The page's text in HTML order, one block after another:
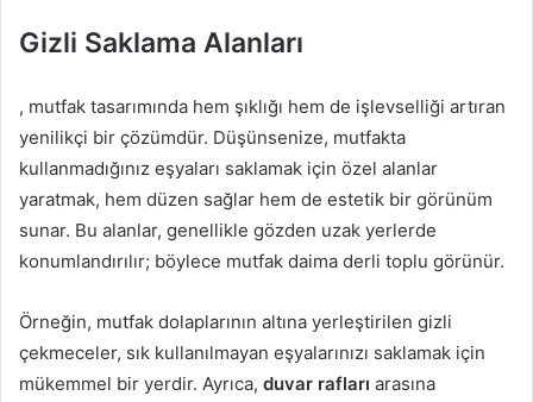
Gizli Saklama Alanları
, mutfak tasarımında hem şıklığı hem de işlevselliği artıran
yenilikçi bir çözümdür. Düşünsenize, mutfakta
kullanmadığınız eşyaları saklamak için özel alanlar
yaratmak, hem düzen sağlar hem de estetik bir görünüm
sunar. Bu alanlar, genellikle gözden uzak yerlerde
konumlandırılır; böylece mutfak daima derli toplu görünür.
Örneğin, mutfak dolaplarının altına yerleştirilen gizli
çekmeceler, sık kullanılmayan eşyalarınızı saklamak için
mükemmel bir yerdir. Ayrıca, duvar rafları arasına